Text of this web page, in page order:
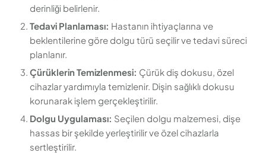
derinliği belirlenir.
Tedavi Planlaması: Hastanın ihtiyaçlarına ve
beklentilerine göre dolgu türü seçilir ve tedavi süreci
planlanır.
Çürüklerin Temizlenmesi: Çürük diş dokusu, özel
cihazlar yardımıyla temizlenir. Dişin sağlıklı dokusu
korunarak işlem gerçekleştirilir.
Dolgu Uygulaması: Seçilen dolgu malzemesi, dişe
hassas bir şekilde yerleştirilir ve özel cihazlarla
sertleştirilir.